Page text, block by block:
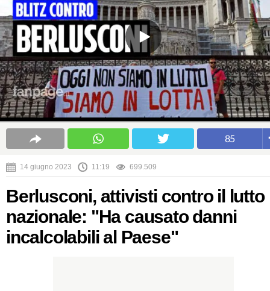
85
14 giugno 2023 11:19 699.509
Berlusconi, attivisti contro il lutto
nazionale: "Ha causato danni
incalcolabili al Paese"